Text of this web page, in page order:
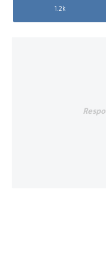
1.2k